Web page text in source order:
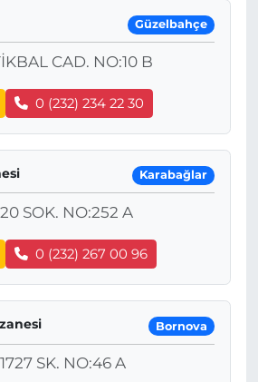
Güzelbahçe
CAD. NO:10 B
0 (232) 234 22 30
Karabağlar
SOK. NO:252 A
0 (232) 267 00 96
Bornova
SK. NO:46 A